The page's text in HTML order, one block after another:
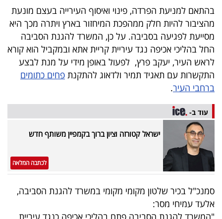
40
שיתופי
פעולה
דרושים
ניוזלטרים
מייל
אדום
בהתאם למניעת הפרדה, פינוי ואיסוף העירייה בעצם מונעת
מהציבור להיות חלק ממהפכת המיחזור בארץ ויתרה מכך היא
מסייעת לפגיעה בסביבה. על כן, המשרד להגנת הסביבה
החל בהליכי אכיפה נגד עיריית קריית אתא ובמקביל הוא קורא
לראש העיר, יעקב פרץ, לפעול באופן מידי על מנת לבצע
התקשרות עם תאגיד תמיר ולדאוג להתקנת פחים כתומים
ברחבי העיר.
עוד ב-
ישראל קטורזה וציון ברוך בקמפיין משותף חדש
לכתבה המלאה
סמנכ"ל בכיר שלטון מקומי מקומי במשרד להגנת הסביבה,
אלעד עמיחי מסר: